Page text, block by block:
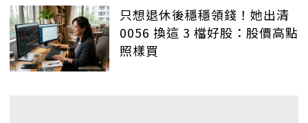
只想退休後穩穩領錢！她出清
0056 換這 3 檔好股：股價高點
照樣買